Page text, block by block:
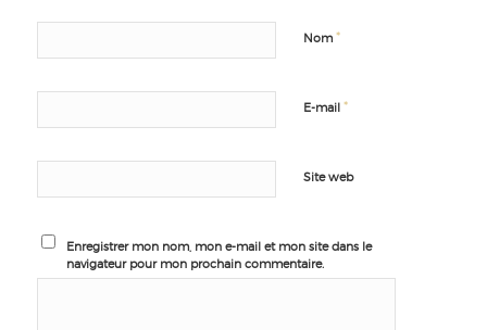
Nom *
E-mail *
Site web
Enregistrer mon nom, mon e-mail et mon site dans le
navigateur pour mon prochain commentaire.